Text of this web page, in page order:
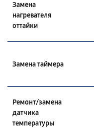
Замена
нагревателя
оттайки
Замена таймера
Ремонт/замена
датчика
температуры